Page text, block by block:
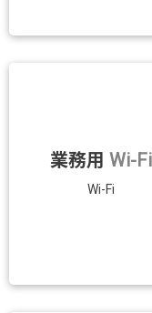
業務用 Wi-Fi
Wi-Fi